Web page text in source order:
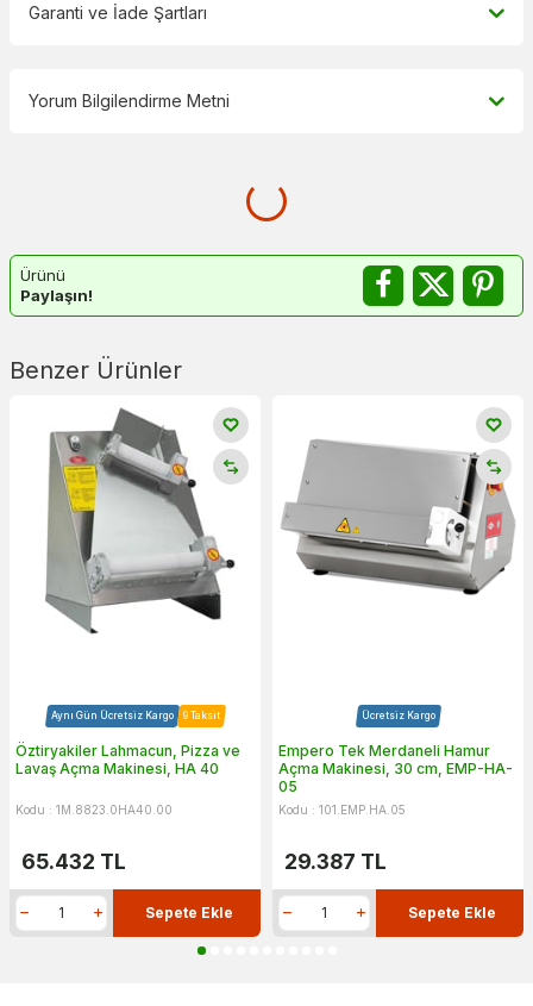
Garanti ve İade Şartları
Yorum Bilgilendirme Metni
Ürünü
Paylaşın!
Benzer Ürünler
Aynı Gün Ücretsiz Kargo 9 Taksit
Öztiryakiler Lahmacun, Pizza ve
Lavaş Açma Makinesi, HA 40
Kodu : 1M.8823.0HA40.00
65.432 TL
Sepete Ekle
Ücretsiz Kargo
Empero Tek Merdaneli Hamur
Açma Makinesi, 30 cm, EMP-HA-
05
Kodu : 101.EMP.HA.05
29.387 TL
Sepete Ekle